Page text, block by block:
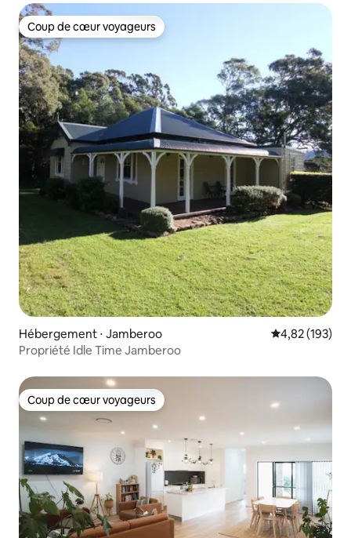
Coup de cœur voyageurs
Coup de cœur voyageurs
Hébergement ⋅ Jamberoo Évaluation
4,82 (193)
Propriété Idle Time Jamberoo
Coup de cœur voyageurs
Coup de cœur voyageurs